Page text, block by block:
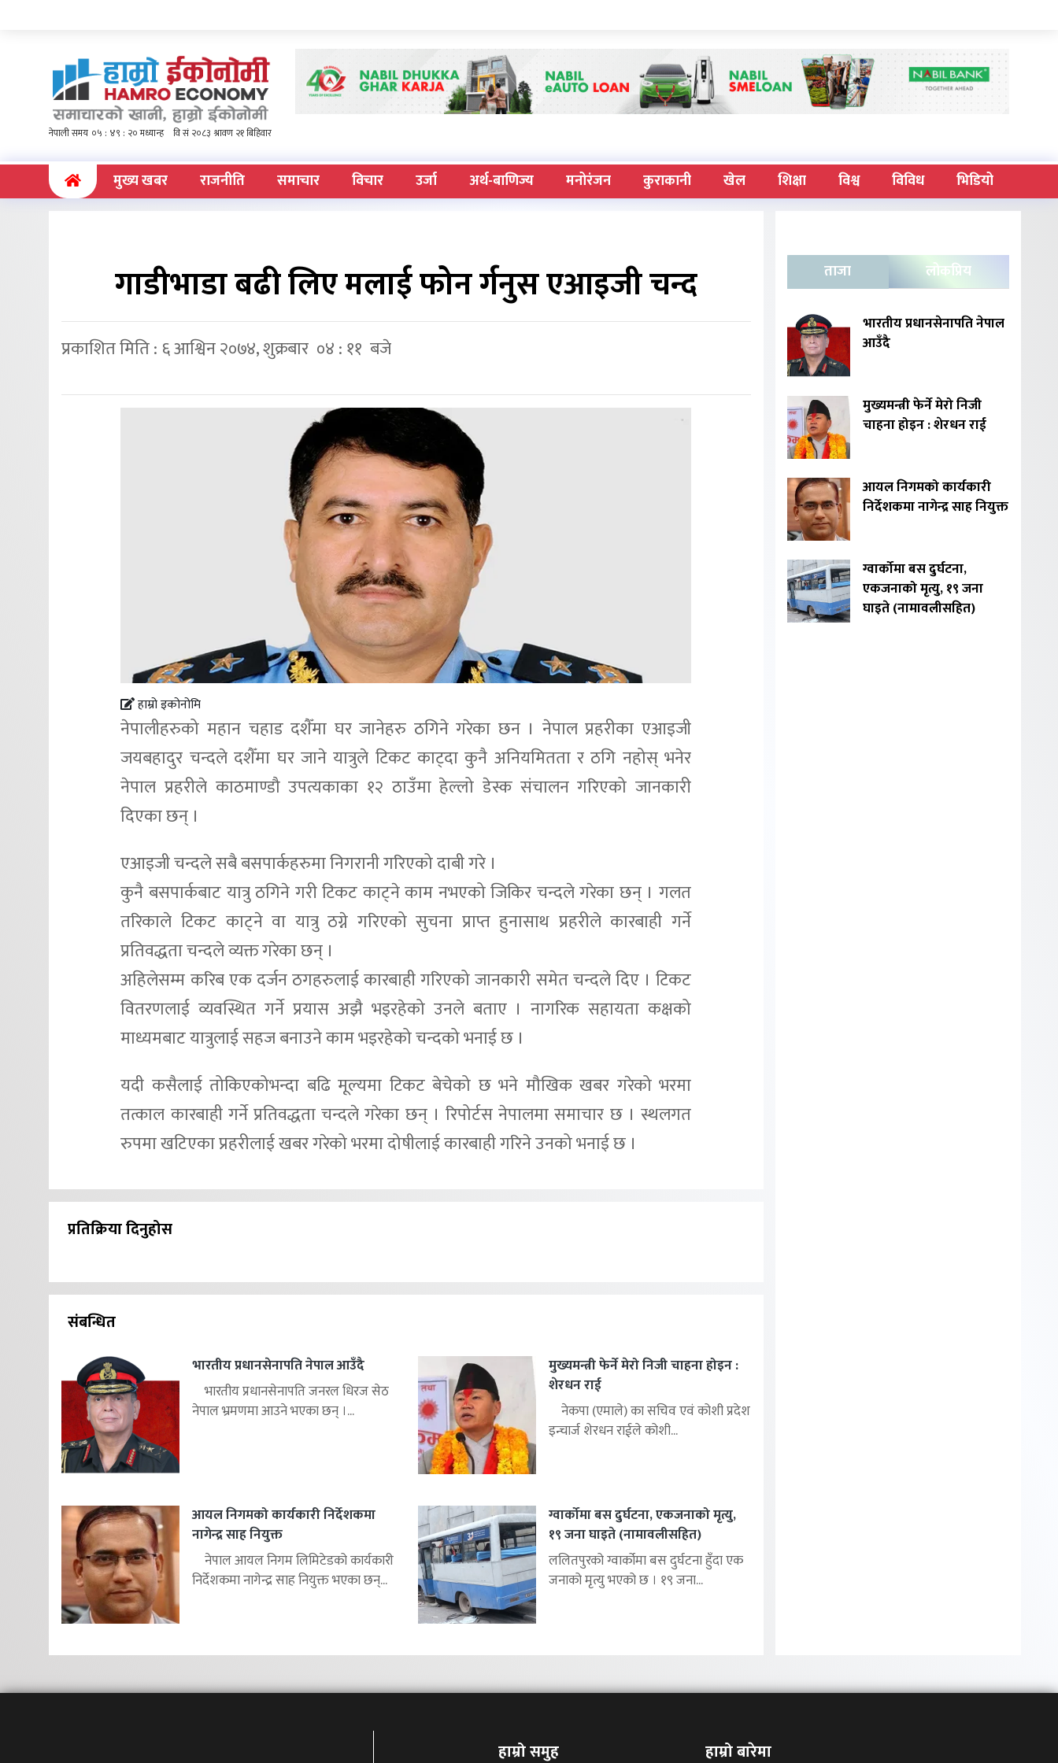
(current)मुख्य खबर राजनीति समाचार विचार उर्जा अर्थ-बाणिज्य मनोरंजन कुराकानी खेल शिक्षा विश्व विविध भिडियो
गाडीभाडा बढी लिए मलाई फोन र्गनुस एआइजी चन्द
प्रकाशित मिति : ६ आश्विन २०७४, शुक्रबार ०४ : ११ बजे
हाम्रो इकोनोमि
नेपालीहरुको महान चहाड दशैँमा घर जानेहरु ठगिने गरेका छन । नेपाल प्रहरीका एआइजी
जयबहादुर चन्दले दशैँमा घर जाने यात्रुले टिकट काट्दा कुनै अनियमितता र ठगि नहोस् भनेर
नेपाल प्रहरीले काठमाण्डौ उपत्यकाका १२ ठाउँमा हेल्लो डेस्क संचालन गरिएको जानकारी
दिएका छन् ।
एआइजी चन्दले सबै बसपार्कहरुमा निगरानी गरिएको दाबी गरे ।
कुनै बसपार्कबाट यात्रु ठगिने गरी टिकट काट्ने काम नभएको जिकिर चन्दले गरेका छन् । गलत
तरिकाले टिकट काट्ने वा यात्रु ठग्ने गरिएको सुचना प्राप्त हुनासाथ प्रहरीले कारबाही गर्ने
प्रतिवद्धता चन्दले व्यक्त गरेका छन् ।
अहिलेसम्म करिब एक दर्जन ठगहरुलाई कारबाही गरिएको जानकारी समेत चन्दले दिए । टिकट
वितरणलाई व्यवस्थित गर्ने प्रयास अझै भइरहेको उनले बताए । नागरिक सहायता कक्षको
माध्यमबाट यात्रुलाई सहज बनाउने काम भइरहेको चन्दको भनाई छ ।
यदी कसैलाई तोकिएकोभन्दा बढि मूल्यमा टिकट बेचेको छ भने मौखिक खबर गरेको भरमा
तत्काल कारबाही गर्ने प्रतिवद्धता चन्दले गरेका छन् । रिपोर्टस नेपालमा समाचार छ । स्थलगत
रुपमा खटिएका प्रहरीलाई खबर गरेको भरमा दोषीलाई कारबाही गरिने उनको भनाई छ ।
प्रतिक्रिया दिनुहोस
संबन्धित
भारतीय प्रधानसेनापति नेपाल आउँदै
भारतीय प्रधानसेनापति जनरल धिरज सेठ
नेपाल भ्रमणमा आउने भएका छन् ।...
मुख्यमन्त्री फेर्ने मेरो निजी चाहना होइन :
शेरधन राई
नेकपा (एमाले) का सचिव एवं कोशी प्रदेश
इन्चार्ज शेरधन राईले कोशी...
आयल निगमको कार्यकारी निर्देशकमा
नागेन्द्र साह नियुक्त
नेपाल आयल निगम लिमिटेडको कार्यकारी
निर्देशकमा नागेन्द्र साह नियुक्त भएका छन्...
ग्वार्कोमा बस दुर्घटना, एकजनाको मृत्यु,
१९ जना घाइते (नामावलीसहित)
ललितपुरको ग्वार्कोमा बस दुर्घटना हुँदा एक
जनाको मृत्यु भएको छ । १९ जना...
ताजा लोकप्रिय
भारतीय प्रधानसेनापति नेपाल
आउँदै
मुख्यमन्त्री फेर्ने मेरो निजी
चाहना होइन : शेरधन राई
आयल निगमको कार्यकारी
निर्देशकमा नागेन्द्र साह नियुक्त
ग्वार्कोमा बस दुर्घटना,
एकजनाको मृत्यु, १९ जना
घाइते (नामावलीसहित)
हाम्रो समुह हाम्रो बारेमा